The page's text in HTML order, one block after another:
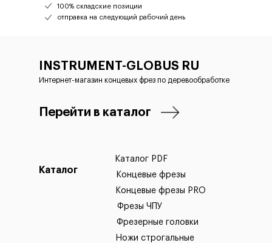
100% складские позиции
отправка на следующий рабочий день
Каталог Концевые фрезы
Каталог PDF
Концевые фрезы PRO
Фрезы ЧПУ
Фрезерные головки
Ножи строгальные
INSTRUMENT-GLOBUS RU
Интернет-магазин концевых фрез по деревообработке
Перейти в каталог